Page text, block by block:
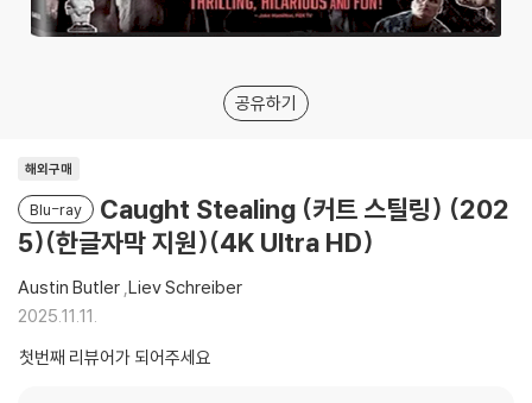
공유하기
해외구매
Blu-ray
Caught Stealing (커트 스틸링) (202
5)(한글자막 지원)(4K Ultra HD)
Austin Butler ,Liev Schreiber
2025.11.11.
첫번째 리뷰어가 되어주세요